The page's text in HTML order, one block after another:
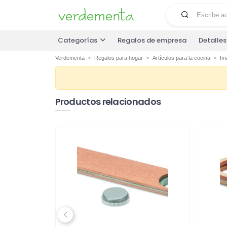
Categorías Regalos de empresa
Verdementa Regalos para hogar Artículos para la cocina
Productos relacionados
Previous